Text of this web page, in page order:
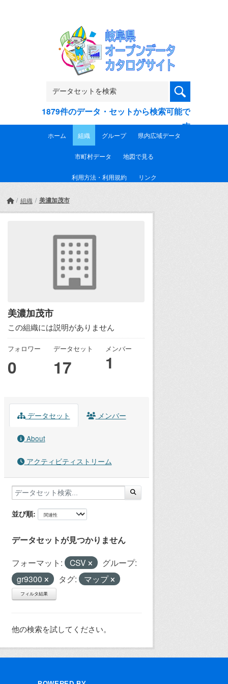
1879件のデータ・セットから検索可能で
す
ホーム 組織 グループ 県内広域データ
市町村データ 地図で見る
利用方法・利用規約 リンク
組織 美濃加茂市
美濃加茂市
この組織には説明がありません
フォロワー
0
データセット
17
メンバー
1
データセット メンバー
About
アクティビティストリーム
並び順
データセットが見つかりません
フォーマット: CSV
グループ:
gr9300
タグ: マップ
フィルタ結果
他の検索を試してください。